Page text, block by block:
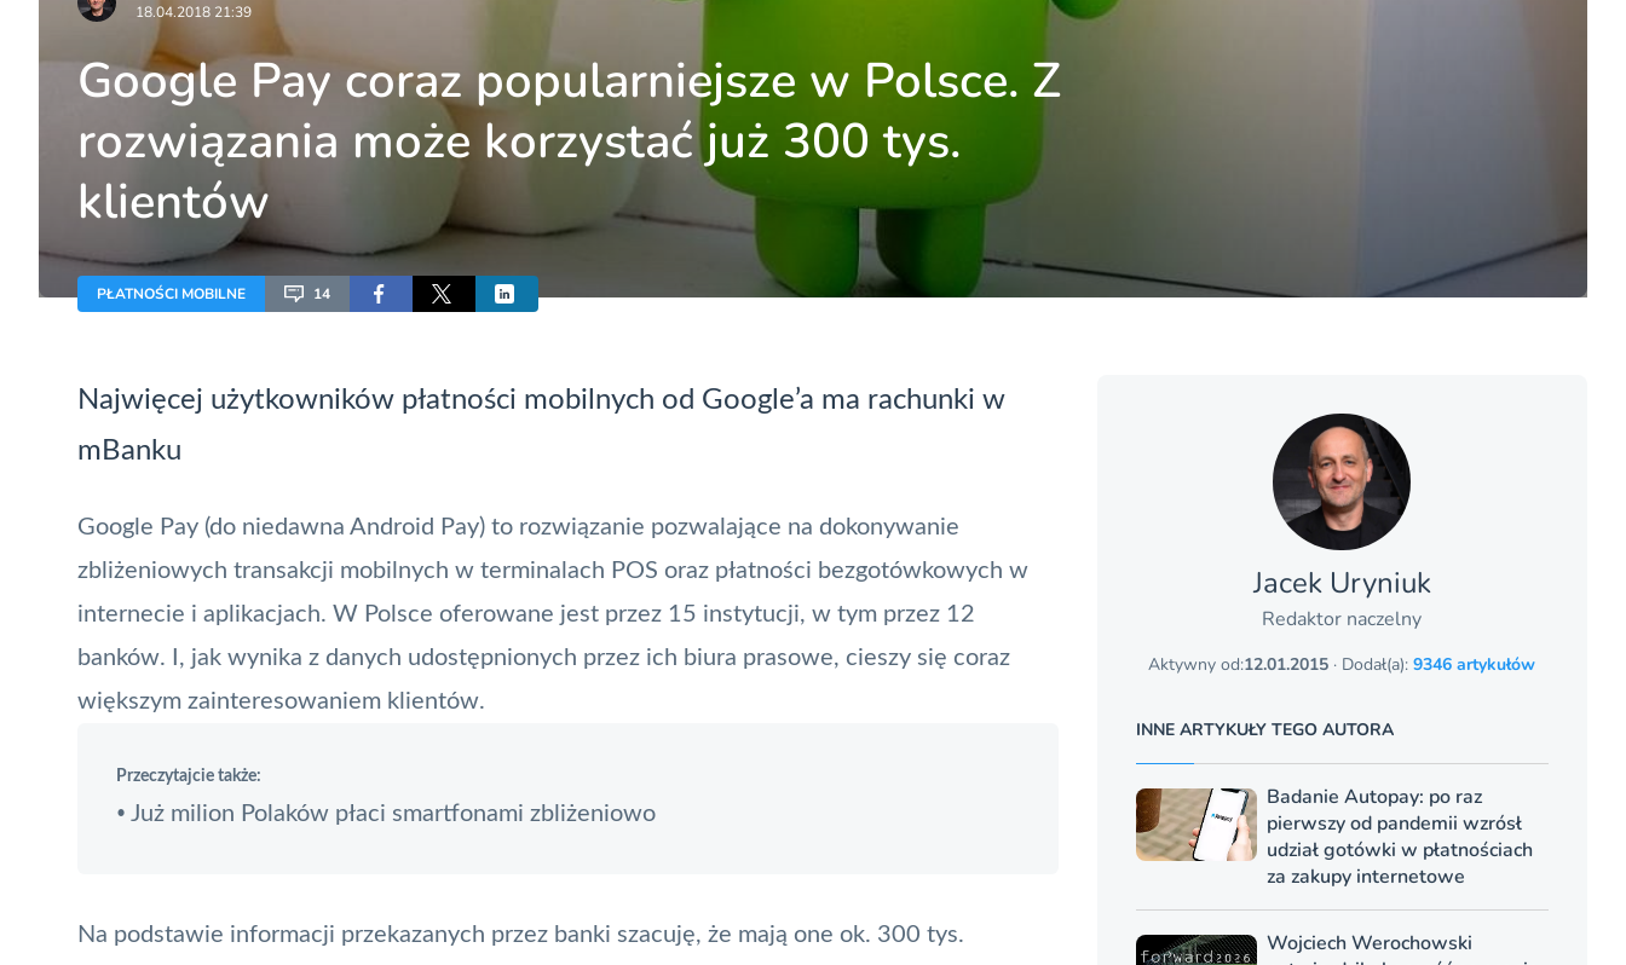
18.04.2018 21:39
Google Pay coraz popularniejsze w Polsce. Z
rozwiązania może korzystać już 300 tys.
klientów
PŁATNOŚCI MOBILNE 14
Najwięcej użytkowników płatności mobilnych od Google’a ma rachunki w
mBanku
Google Pay (do niedawna Android Pay) to rozwiązanie pozwalające na dokonywanie
zbliżeniowych transakcji mobilnych w terminalach POS oraz płatności bezgotówkowych w
internecie i aplikacjach. W Polsce oferowane jest przez 15 instytucji, w tym przez 12
banków. I, jak wynika z danych udostępnionych przez ich biura prasowe, cieszy się coraz
większym zainteresowaniem klientów.
Przeczytajcie także:
• Już milion Polaków płaci smartfonami zbliżeniowo
Na podstawie informacji przekazanych przez banki szacuję, że mają one ok. 300 tys.
Jacek Uryniuk
Redaktor naczelny
Aktywny od:12.01.2015 · Dodał(a):9346 artykułów
INNE ARTYKUŁY TEGO AUTORA
Badanie Autopay: po raz
pierwszy od pandemii wzrósł
udział gotówki w płatnościach
za zakupy internetowe
Wojciech Werochowski